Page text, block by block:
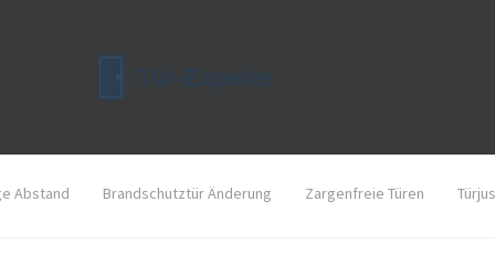
Abstand Brandschutztür Änderung Zargenfreie Türen